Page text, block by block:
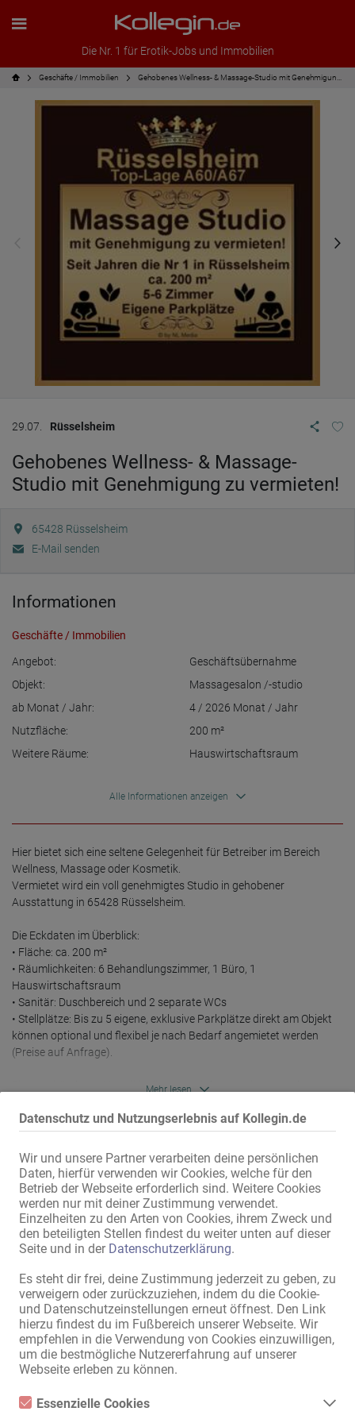
Datenschutz und Nutzungserlebnis auf Kollegin.de
Wir und unsere Partner verarbeiten deine persönlichen
Daten, hierfür verwenden wir Cookies, welche für den
Betrieb der Webseite erforderlich sind. Weitere Cookies
werden nur mit deiner Zustimmung verwendet.
Einzelheiten zu den Arten von Cookies, ihrem Zweck und
den beteiligten Stellen findest du weiter unten auf dieser
Seite und in der Datenschutzerklärung.
Es steht dir frei, deine Zustimmung jederzeit zu geben, zu
verweigern oder zurückzuziehen, indem du die Cookie-
und Datenschutzeinstellungen erneut öffnest. Den Link
hierzu findest du im Fußbereich unserer Webseite. Wir
empfehlen in die Verwendung von Cookies einzuwilligen,
um die bestmögliche Nutzererfahrung auf unserer
Webseite erleben zu können.
Essenzielle Cookies
Die Nr. 1 für Erotik-Jobs und Immobilien
Geschäfte / Immobilien
29.07. Rüsselsheim
Gehobenes Wellness- & Massage-
Studio mit Genehmigung zu vermieten!
65428 Rüsselsheim
E-Mail senden
Informationen
Geschäfte / Immobilien
Angebot:
Geschäftsübernahme
Objekt:
Massagesalon /-studio
ab Monat / Jahr:
4 / 2026 Monat / Jahr
Nutzfläche:
200 m²
Weitere Räume:
Hauswirtschaftsraum
Alle Informationen anzeigen
Hier bietet sich eine seltene Gelegenheit für Betreiber im Bereich
Wellness, Massage oder Kosmetik.
Vermietet wird ein voll genehmigtes Studio in gehobener
Ausstattung in 65428 Rüsselsheim.
Die Eckdaten im Überblick:
• Fläche: ca. 200 m²
• Räumlichkeiten: 6 Behandlungszimmer, 1 Büro, 1
Hauswirtschaftsraum
• Sanitär: Duschbereich und 2 separate WCs
• Stellplätze: Bis zu 5 eigene, exklusive Parkplätze direkt am Objekt
können optional und flexibel je nach Bedarf angemietet werden
(Preise auf Anfrage).
Ein unschätzbarer Vorteil in dieser stark frequentierten und
Nettomiete: 2.500 €
Nebenkosten: 480 €
Übernahme: Ein Übernahmebetrag ist nach Vereinbarung zu zahlen.
Die Höhe wird im persönlichen Gespräch vereinbart.
Wichtige Hinweise für Interessenten: Bitte haben Sie Verständnis
dafür, dass wir ausschließlich seriöse Anfragen von solventen
Wir bitten Sie daher, Ihrer ersten Nachricht eine kurze Bestätigung
beizufügen, dass die erforderlichen finanziellen Mittel zur
Anmietung eines Objekts dieser Größenordnung vorliegen.
Weitere Details, Bilder und die genaue Lage erhalten Sie gerne nach
E-Mail: wellness.lounge@web.de
Mehr lesen
Mit dem Klicken von „Karte anzeigen“ erteilst du die Erlaubnis, dass
Daten an Google übermittelt werden und du damit Karten als
externen Inhalt nutzen kannst.
Weitere Informationen findest du in
unsererDatenschutzerklärung